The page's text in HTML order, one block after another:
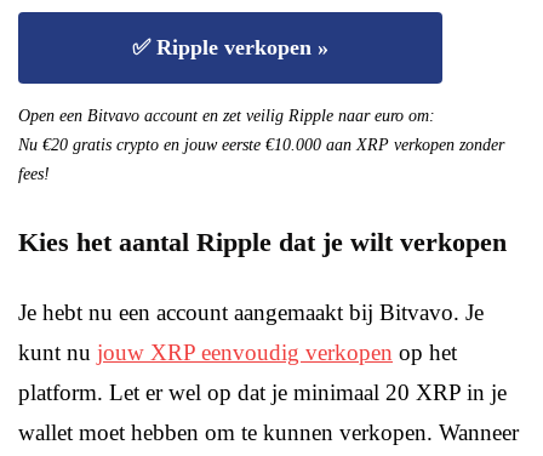
✅ Ripple verkopen »
Open een Bitvavo account en zet veilig Ripple naar euro om:
Nu €20 gratis crypto en jouw eerste €10.000 aan XRP verkopen zonder
fees!
Kies het aantal Ripple dat je wilt verkopen
Je hebt nu een account aangemaakt bij Bitvavo. Je
kunt nu jouw XRP eenvoudig verkopen op het
platform. Let er wel op dat je minimaal 20 XRP in je
wallet moet hebben om te kunnen verkopen. Wanneer